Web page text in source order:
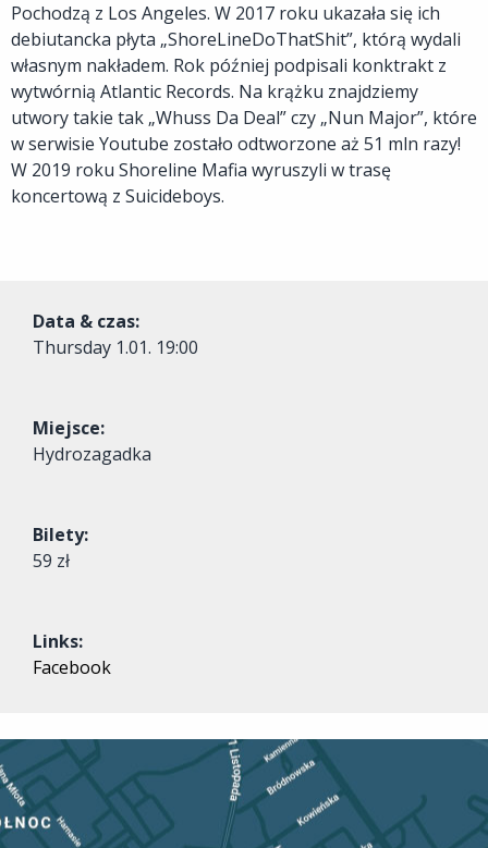
Pochodzą z Los Angeles. W 2017 roku ukazała się ich
debiutancka płyta „ShoreLineDoThatShit”, którą wydali
własnym nakładem. Rok później podpisali konktrakt z
wytwórnią Atlantic Records. Na krążku znajdziemy
utwory takie tak „Whuss Da Deal” czy „Nun Major”, które
w serwisie Youtube zostało odtworzone aż 51 mln razy!
W 2019 roku Shoreline Mafia wyruszyli w trasę
koncertową z Suicideboys.
Data & czas:
Thursday 1.01. 19:00
Miejsce:
Hydrozagadka
Bilety:
59 zł
Links:
Facebook